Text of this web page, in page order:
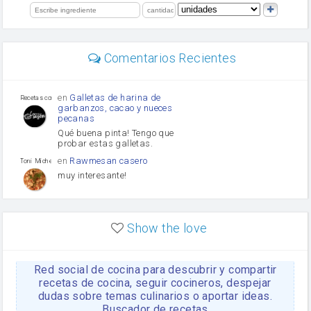
limón
Comentarios Recientes
Recetas con sazon
en Galletas de harina de
garbanzos, cacao y nueces
pecanas
Qué buena pinta! Tengo que
probar estas galletas.
Toni Michel Caubet
en Rawmesan casero
muy interesante!
enLasaña casera fácil y
HOJALDROSA TV
enGachas de la abuela
Rosa
https://youtu.be/Mz69gcVO3sI
Show the love
Red social de cocina para descubrir y compartir
recetas de cocina, seguir cocineros, despejar
dudas sobre temas culinarios o aportar ideas.